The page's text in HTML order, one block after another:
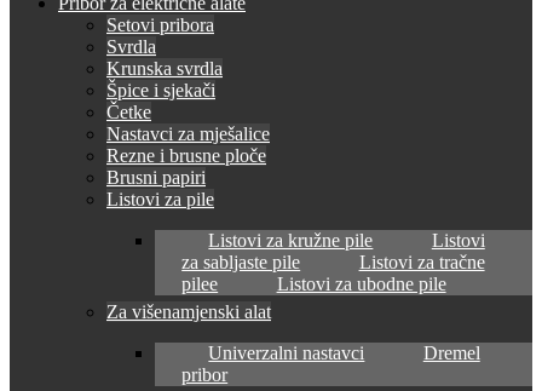
Setovi pribora
Svrdla
Krunska svrdla
Špice i sjekači
Četke
Nastavci za mješalice
Rezne i brusne ploče
Brusni papiri
Listovi za pile
Listovi za kružne pile
Listovi
za sabljaste pile
Listovi za tračne
pilee
Listovi za ubodne pile
Za višenamjenski alat
Univerzalni nastavci
Dremel
pribor